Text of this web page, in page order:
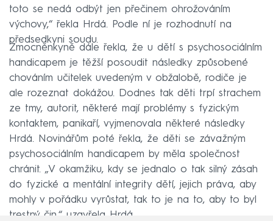
toto se nedá odbýt jen přečinem ohrožováním
výchovy,“ řekla Hrdá. Podle ní je rozhodnutí na
předsedkyni soudu.
Zmocněnkyně dále řekla, že u dětí s psychosociálním
handicapem je těžší posoudit následky způsobené
chováním učitelek uvedeným v obžalobě, rodiče je
ale rozeznat dokážou. Dodnes tak děti trpí strachem
ze tmy, autorit, některé mají problémy s fyzickým
kontaktem, panikaří, vyjmenovala některé následky
Hrdá. Novinářům poté řekla, že děti se závažným
psychosociálním handicapem by měla společnost
chránit. „V okamžiku, kdy se jednalo o tak silný zásah
do fyzické a mentální integrity dětí, jejich práva, aby
mohly v pořádku vyrůstat, tak to je na to, aby to byl
trestný čin,“ uzavřela Hrdá.